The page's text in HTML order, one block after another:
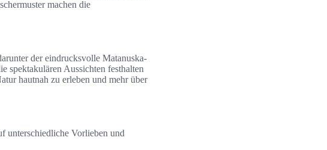
machen die
der eindrucksvolle Matanuska-
spektakulären Aussichten festhalten
hautnah zu erleben und mehr über
unterschiedliche Vorlieben und